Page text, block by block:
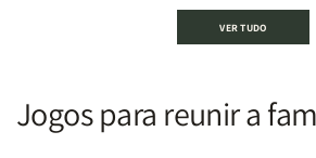
Almeida
Bíblia
Almeida
Bíblia
PPM
|
VER TUDO
Jogos para reunir a